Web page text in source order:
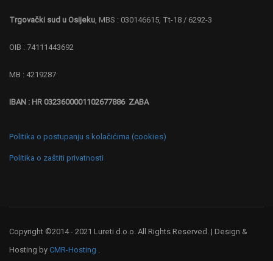
Trgovački sud u Osijeku, MBS : 030146615, Tt-18 / 6292-3
OIB : 74111443692
MB : 4219287
IBAN : HR 0323600001102677886 ZABA
Politika o postupanju s kolačićima (cookies)
Politika o zaštiti privatnosti
Copyright ©2014 - 2021 Lureti d.o.o. All Rights Reserved. | Design &
Hosting by CMR-Hosting .